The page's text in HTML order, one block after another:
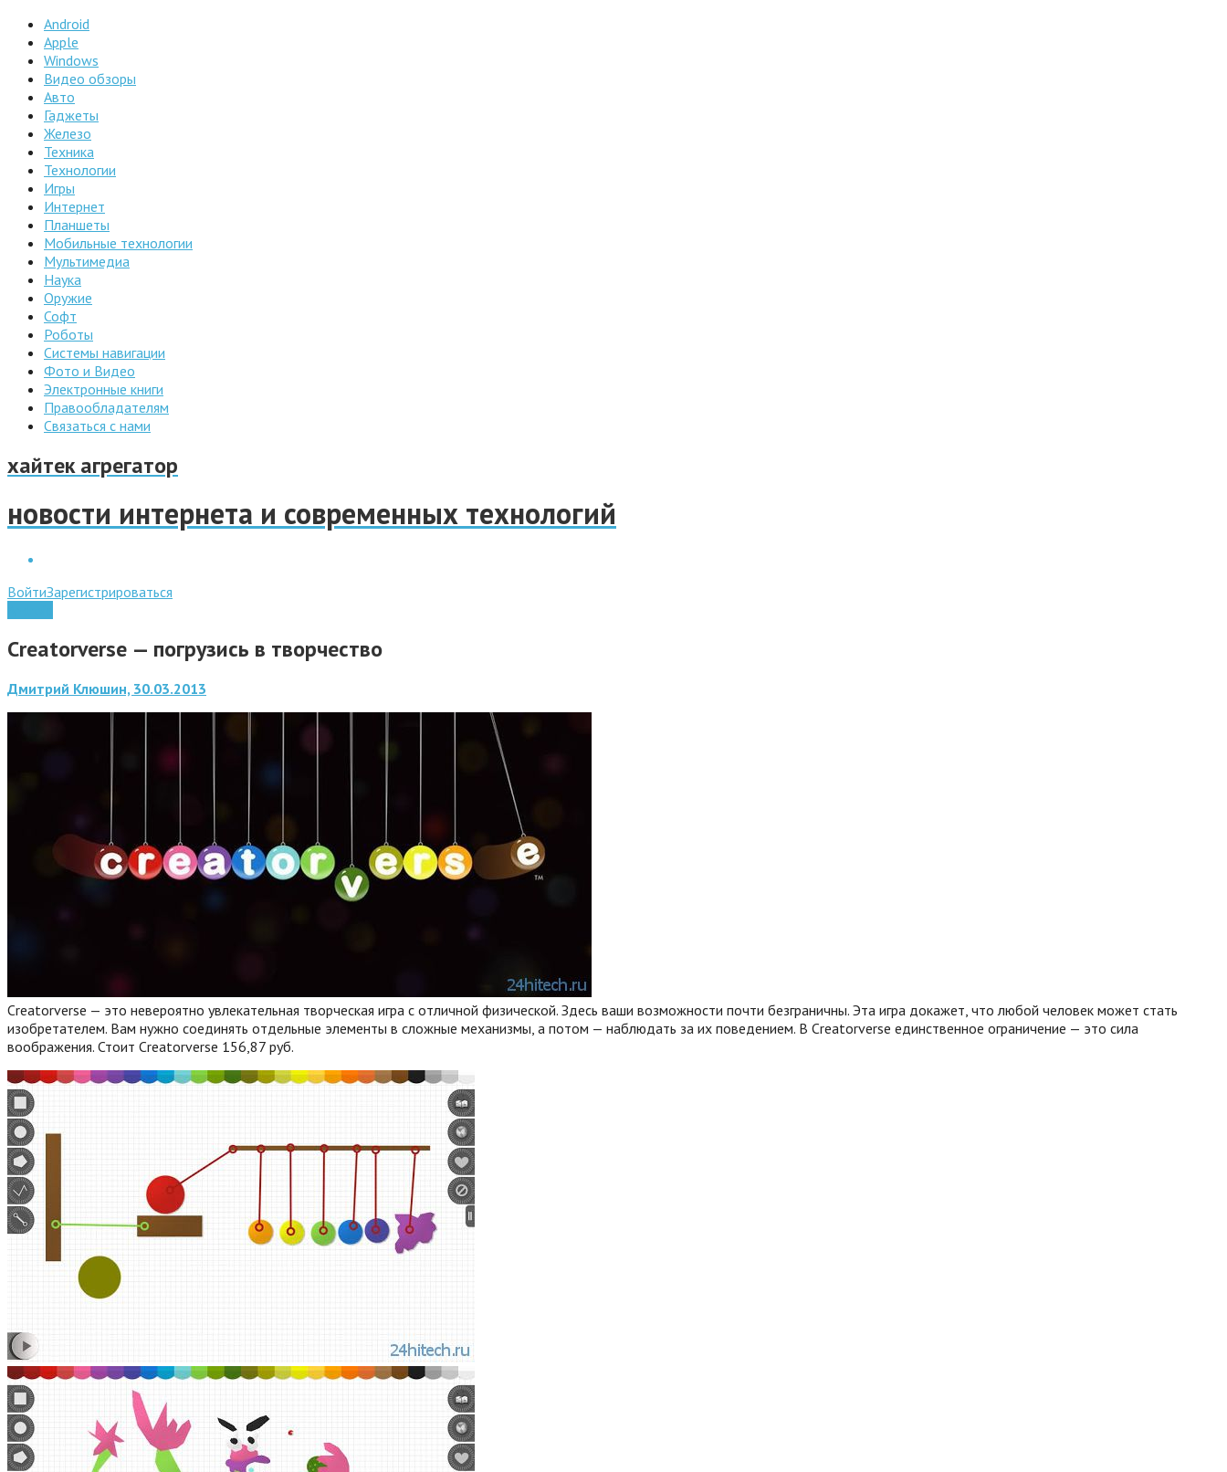
Android
Apple
Windows
Видео обзоры
Авто
Гаджеты
Железо
Техника
Технологии
Игры
Интернет
Планшеты
Мобильные технологии
Мультимедиа
Наука
Оружие
Софт
Роботы
Системы навигации
Фото и Видео
Электронные книги
Правообладателям
Связаться с нами
хайтек агрегатор
новости интернета и современных технологий
ВойтиЗарегистрироваться
Creatorverse — погрузись в творчество
Дмитрий Клюшин, 30.03.2013
Creatorverse — это невероятно увлекательная творческая игра с отличной физической. Здесь ваши возможности почти безграничны. Эта игра докажет, что любой человек может стать
изобретателем. Вам нужно соединять отдельные элементы в сложные механизмы, а потом — наблюдать за их поведением. В Creatorverse единственное ограничение — это сила
воображения. Стоит Creatorverse 156,87 руб.